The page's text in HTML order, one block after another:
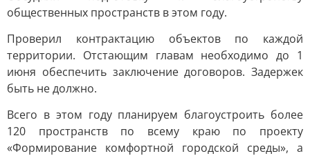
общественных пространств в этом году.
Проверил контрактацию объектов по каждой
территории. Отстающим главам необходимо до 1
июня обеспечить заключение договоров. Задержек
быть не должно.
Всего в этом году планируем благоустроить более
120 пространств по всему краю по проекту
«Формирование комфортной городской среды», а